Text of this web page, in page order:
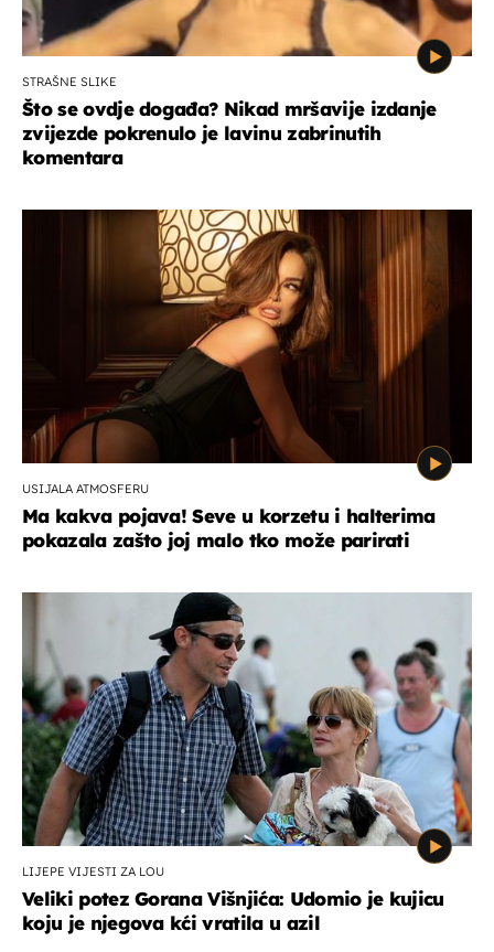
STRAŠNE SLIKE
Što se ovdje događa? Nikad mršavije izdanje
zvijezde pokrenulo je lavinu zabrinutih
komentara
USIJALA ATMOSFERU
Ma kakva pojava! Seve u korzetu i halterima
pokazala zašto joj malo tko može parirati
LIJEPE VIJESTI ZA LOU
Veliki potez Gorana Višnjića: Udomio je kujicu
koju je njegova kći vratila u azil